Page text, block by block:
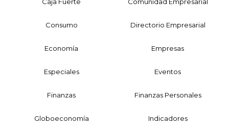
Consumo Directorio Empresarial
Economía Empresas
Especiales Eventos
Finanzas Finanzas Personales
Globoeconomía Indicadores